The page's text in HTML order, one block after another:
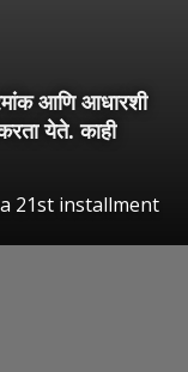
आणि आधारशी
येते. काही
21st installment